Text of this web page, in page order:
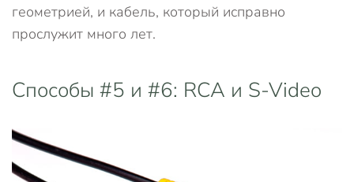
геометрией, и кабель, который исправно
прослужит много лет.
Способы #5 и #6: RCA и S-Video